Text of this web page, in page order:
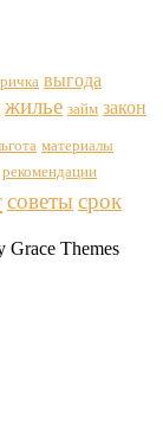
выгода
жилье займ закон
материалы
рекомендации
советысрок
Grace Themes